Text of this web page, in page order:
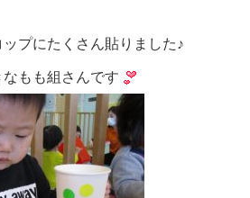
プにたくさん貼りました♪
もも組さんです